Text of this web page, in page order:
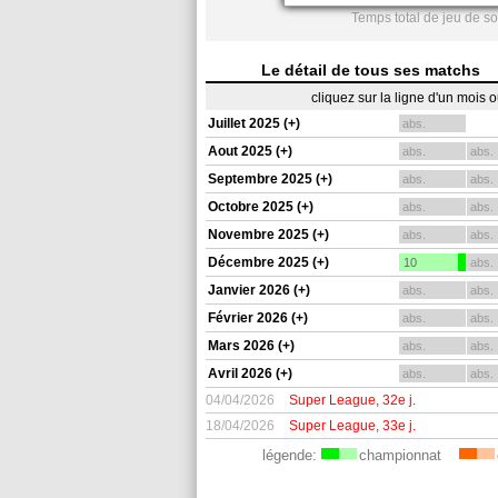
Temps total de jeu de
Le détail de tous ses matchs
cliquez sur la ligne d'un mois
Juillet 2025 (+)
abs.
Aout 2025 (+) abs. abs.
Septembre 2025 (+) abs. abs.
Octobre 2025 (+) abs. abs.
Novembre 2025 (+) abs. abs.
Décembre 2025 (+) 10 abs.
Janvier 2026 (+) abs. abs.
Février 2026 (+) abs. abs.
Mars 2026 (+) abs. abs.
Avril 2026 (+) abs. abs.
04/04/2026 Super League, 32e j.
18/04/2026
Super League, 33e j.
légende: championnat